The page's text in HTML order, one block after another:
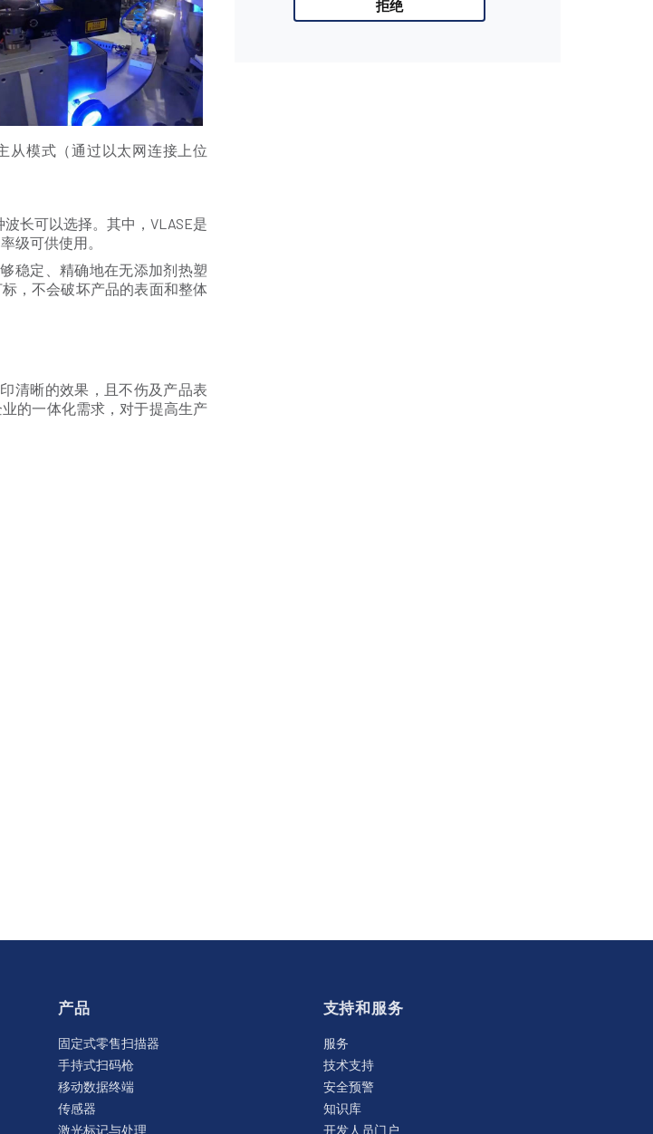
从模式（通过以太网连接上位
长可以选择。其中，VLASE是
级可供使用。
稳定、精确地在无添加剂热塑
，不会破坏产品的表面和整体
清晰的效果，且不伤及产品表
的一体化需求，对于提高生产
产品
固定式零售扫描器
手持式扫码枪
移动数据终端
传感器
激光标记与处理
支持和服务
服务
技术支持
安全预警
知识库
开发人员门户